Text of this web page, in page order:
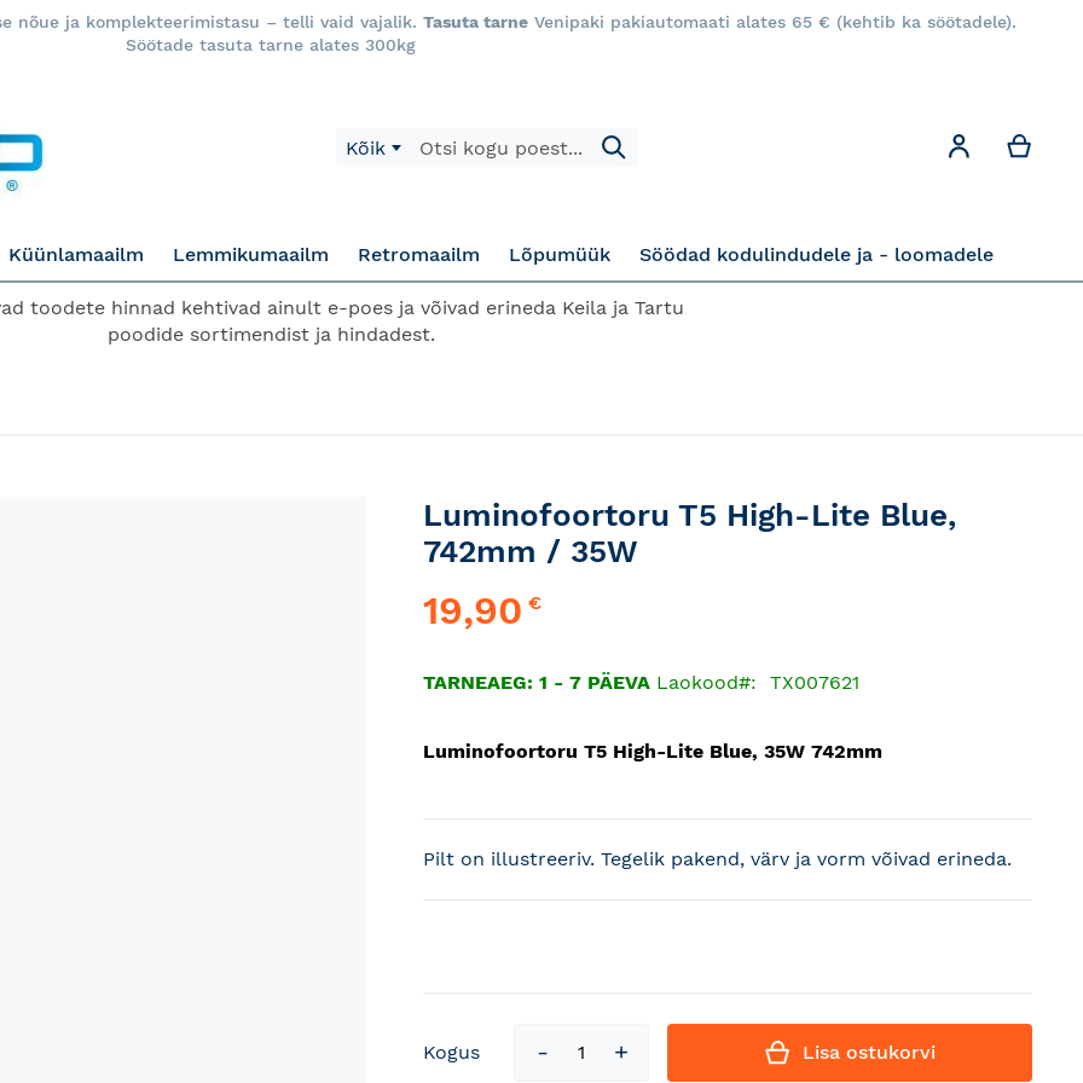
nõue ja komplekteerimistasu – telli vaid vajalik. Tasuta tarne Venipaki pakiautomaati alates 65 € (kehtib ka söötadele).
Söötade tasuta tarne alates 300kg
Kõik
Otsi
Otsi
Minu konto
Küünlamaailm Lemmikumaailm Retromaailm Lõpumüük Söödad kodulindudele ja - loomadele
toodete hinnad kehtivad ainult e-poes ja võivad erineda Keila ja Tartu
poodide sortimendist ja hindadest.
Luminofoortoru T5 High-Lite Blue,
742mm / 35W
19,90€
TARNEAEG: 1 - 7 PÄEVA Laokood TX007621
Luminofoortoru T5 High-Lite Blue, 35W 742mm
Pilt on illustreeriv. Tegelik pakend, värv ja vorm võivad erineda.
Kogus Lisa ostukorvi